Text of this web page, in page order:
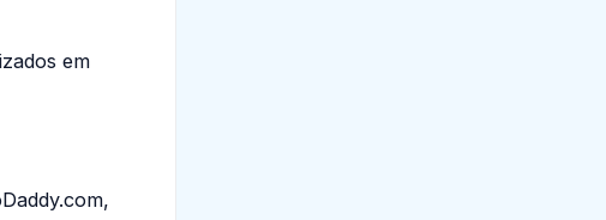
em